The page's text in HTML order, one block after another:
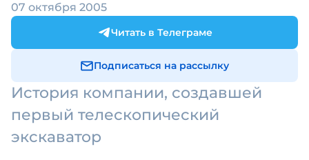
07 октября 2005
Читать в Телеграме
Подписаться на рассылку
История компании, создавшей
первый телескопический
экскаватор